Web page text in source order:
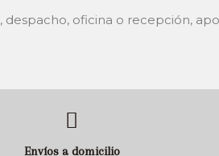
oficina o recepción,
Envíos a domicilio